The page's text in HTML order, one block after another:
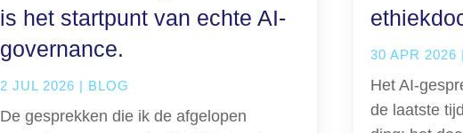
is het startpunt van echte AI-
governance.
2 JUL 2026 | BLOG
De gesprekken die ik de afgelopen
30 APR 2026 |
Het AI-
de laatste